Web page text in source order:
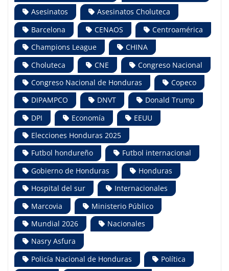
Asesinatos
Asesinatos Choluteca
Barcelona
CENAOS
Centroamérica
Champions League
CHINA
Choluteca
CNE
Congreso Nacional
Congreso Nacional de Honduras
Copeco
DIPAMPCO
DNVT
Donald Trump
DPI
Economía
EEUU
Elecciones Honduras 2025
Futbol hondureño
Futbol internacional
Gobierno de Honduras
Honduras
Hospital del sur
Internacionales
Marcovia
Ministerio Público
Mundial 2026
Nacionales
Nasry Asfura
Policía Nacional de Honduras
Política